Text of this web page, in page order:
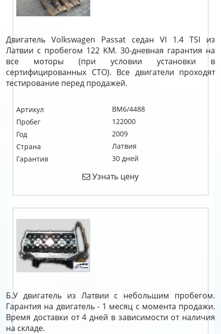
Двигатель Volkswagen Passat седан VI 1.4 TSI из
Латвии с пробегом 122 KM. 30-дневная гарантия на
все моторы (при условии установки в
сертифицированных СТО). Все двигатели проходят
тестирование перед продажей.
Артикул
BM6/4488
Пробег
122000
Год
2009
Страна
Латвия
Гарантия
30 дней
Узнать цену
Б.У двигатель из Латвии с небольшим пробегом.
Гарантия на двигатель - 1 месяц с момента продажи.
Время доставки от 4 дней в зависимости от наличия
на складе.